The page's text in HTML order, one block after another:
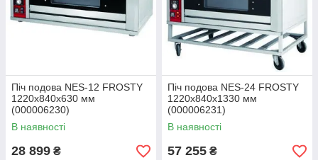
Піч подова NES-12 FROSTY
1220x840x630 мм
(000006230)
В наявності
28 899 ₴
Піч подова NES-24 FROSTY
1220x840x1330 мм
(000006231)
В наявності
57 255 ₴